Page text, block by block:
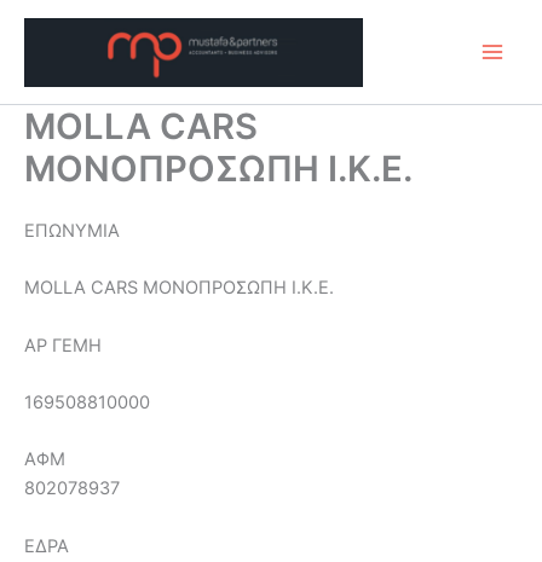
Μετάβαση
MOLLA CARS
ΜΟΝΟΠΡΟΣΩΠΗ Ι.Κ.Ε.
ΕΠΩΝΥΜΙΑ
MOLLA CARS ΜΟΝΟΠΡΟΣΩΠΗ Ι.Κ.Ε.
ΑΡ ΓΕΜΗ
169508810000
ΑΦΜ
802078937
ΕΔΡΑ